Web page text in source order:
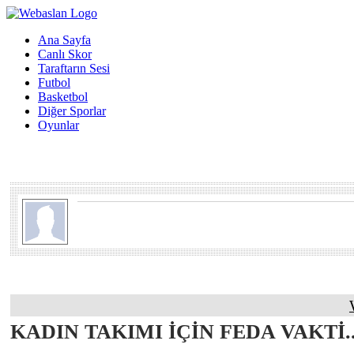
Ana Sayfa
Canlı Skor
Taraftarın Sesi
Futbol
Basketbol
Diğer Sporlar
Oyunlar
KADIN TAKIMI İÇİN FEDA